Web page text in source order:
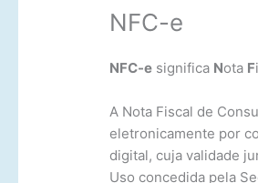
NFC-e
NFC-e significa Nota F
A Nota Fiscal de
eletronicamente por
digital, cuja validade
Uso concedida pela